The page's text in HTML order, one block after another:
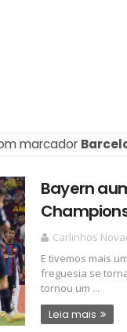
marcador
Bayern
Carlinhos
E tivemos mais
freguesia se
tornou um ...
Leia mais